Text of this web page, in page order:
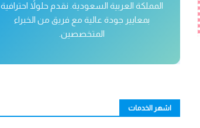
المملكة العربية السعودية. نقدم حلولاً احترافية
بمعايير جودة عالية مع فريق من الخبراء
المتخصصين.
اشهر الخدمات